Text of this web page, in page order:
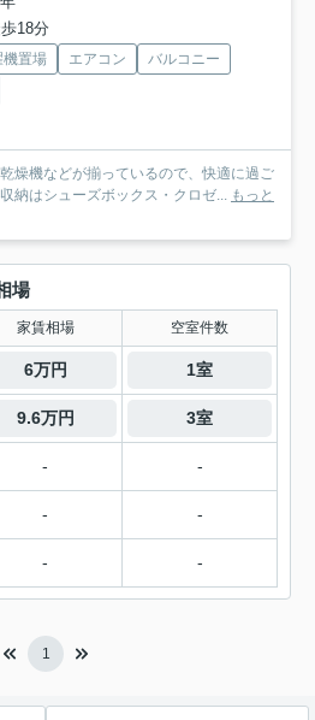
18分
機置場 エアコン
バルコニー
燥機などが揃っているので、快適に過ご
納はシューズボックス・クロゼ... もっと
場
家賃相場 空室件数
6万円 1室
9.6万円 3室
- -
- -
- -
1